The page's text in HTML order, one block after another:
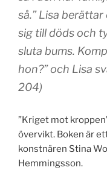
så.” Lisa
sig till döds och
sluta bums.
hon?” och Lisa
204)
”Kriget mot
övervikt. Boken är
konstnären Stina
Hemmingsson.